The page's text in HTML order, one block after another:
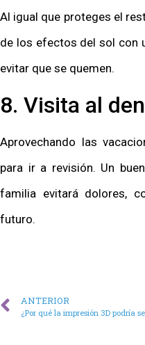
Al igual que proteges el
de los efectos del sol con
evitar que se quemen.
8. Visita al
Aprovechando las
para ir a revisión. Un
familia evitará dolores,
futuro.
ANTERIOR